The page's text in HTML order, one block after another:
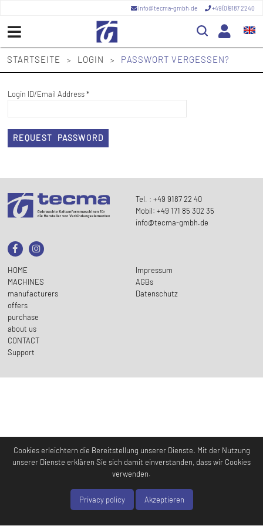
info@tecma-gmbh.de +49 (0)9187 2240
STARTSEITE > LOGIN > PASSWORT VERGESSEN?
Login ID/Email Address*
REQUEST PASSWORD
Tel. : +49 9187 22 40
Mobil: +49 171 85 302 35
info@tecma-gmbh.de
HOME
MACHINES
manufacturers
offers
purchase
about us
CONTACT
Support
Impressum
AGBs
Datenschutz
Cookies erleichtern die Bereitstellung unserer Dienste. Mit der Nutzung
unserer Dienste erklären Sie sich damit einverstanden, dass wir Cookies
verwenden.
Privacy policy Akzeptieren